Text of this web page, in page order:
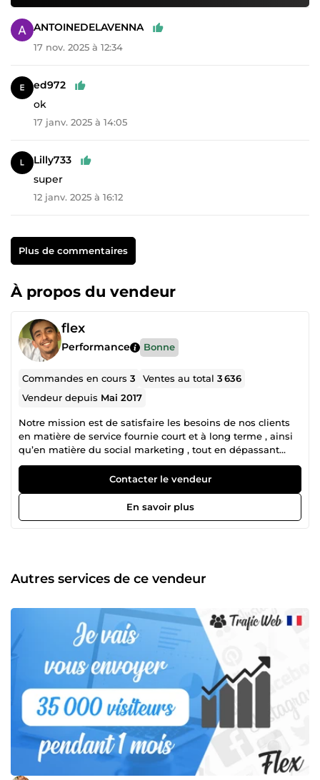
ANTOINEDELAVENNA
17 nov. 2025 à 12:34
ed972
ok
17 janv. 2025 à 14:05
Lilly733
super
12 janv. 2025 à 16:12
Plus de commentaires
À propos du vendeur
flex
Performance Bonne
Commandes en cours3 Ventes au total3 636
Vendeur depuis Mai 2017
Notre mission est de satisfaire les besoins de nos clients
en matière de service fournie court et à long terme , ainsi
qu’en matière du social marketing , tout en dépassant
leurs attentes de service, de qualité et de valeur. Nous
nous efforçons de gagner la fidélité à long terme de nos
clients en essayant de dépasser nos engagements, ainsi
qu’en étant justes et honnêtes, sans ménager nos efforts
pour offrir un service personnalisé exceptionnel assurant
et votre satisfaction est notre objectif Nous mettons à
disposition nos connaissances et compétences techniques
avec : ==&gt;&gt; 348commandes traitées et réussites
==&gt;&gt;228commentaires positif ==&gt;&gt;100% respect
des délais
Contacter le vendeur
En savoir plus
Autres services de ce vendeur